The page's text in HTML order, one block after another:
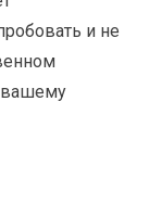
и не
вашему